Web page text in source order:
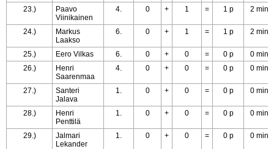
23.)
Paavo
Viinikainen
4. 0 + 1 = 1 p 2 min
24.)
Markus
Laakso
6. 0 + 1 = 1 p 2 min
25.) Eero Vilkas 6. 0 + 0 = 0 p
0 min
26.)
Henri
Saarenmaa
4. 0 + 0 = 0 p 0 min
27.)
Santeri
Jalava
1. 0 + 0 = 0 p 0 min
28.)
Henri
Penttilä
1. 0 + 0 = 0 p 0 min
29.)
Jalmari
Lekander
1. 0 + 0 = 0 p 0 min